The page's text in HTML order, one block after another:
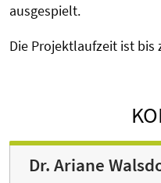
ausgespielt.
Die Projektlaufzeit ist bis
Dr. Ariane